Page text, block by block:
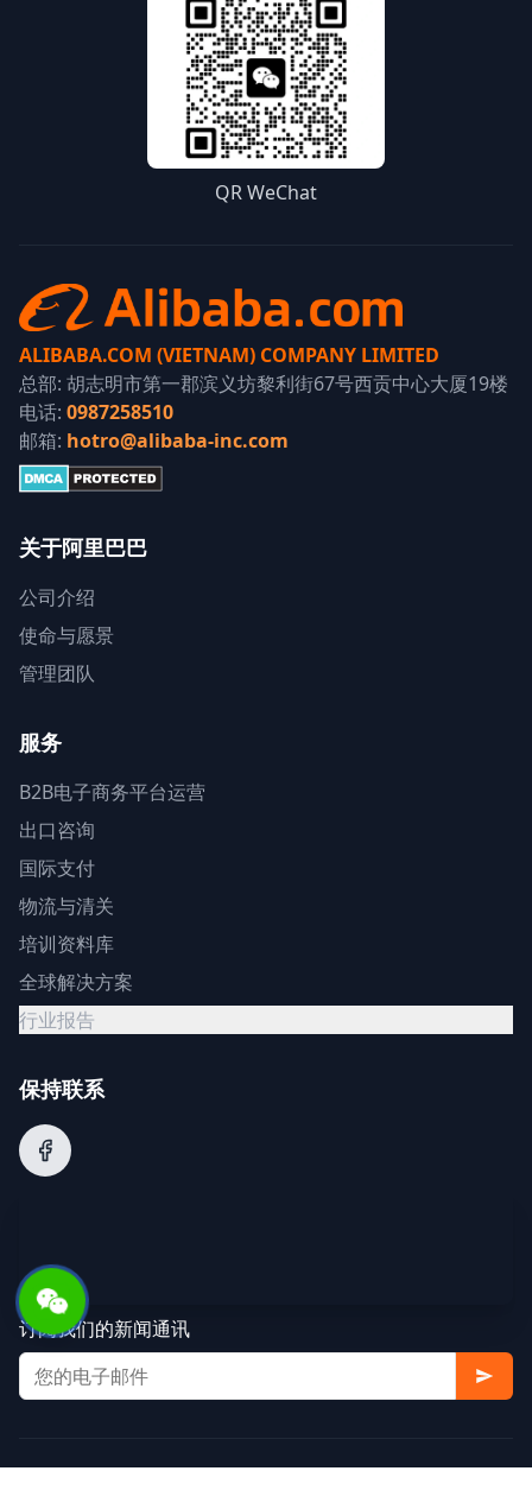
QR WeChat
ALIBABA.COM (VIETNAM) COMPANY LIMITED
总部: 胡志明市第一郡滨义坊黎利街67号西贡中心大厦19楼
电话: 0987258510
邮箱: hotro@alibaba-inc.com
关于阿里巴巴
公司介绍
使命与愿景
管理团队
服务
B2B电子商务平台运营
出口咨询
国际支付
物流与清关
培训资料库
全球解决方案
行业报告
保持联系
订阅我们的新闻通讯